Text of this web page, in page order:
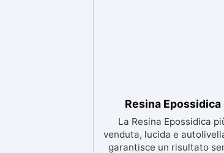
Resina Epossidica
La Resina Epossidica
venduta, lucida e
garantisce un risultato